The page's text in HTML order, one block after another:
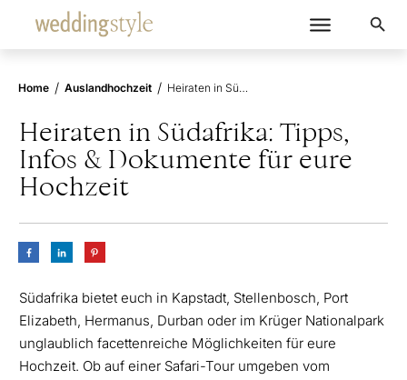
Home / Auslandhochzeit / Heiraten in Südafrika: Tipps, Infos & Dokumente für eure Hochzeit
Heiraten in Südafrika: Tipps,
Infos & Dokumente für eure
Hochzeit
Südafrika bietet euch in Kapstadt, Stellenbosch, Port
Elizabeth, Hermanus, Durban oder im Krüger Nationalpark
unglaublich facettenreiche Möglichkeiten für eure
Hochzeit. Ob auf einer Safari-Tour umgeben vom